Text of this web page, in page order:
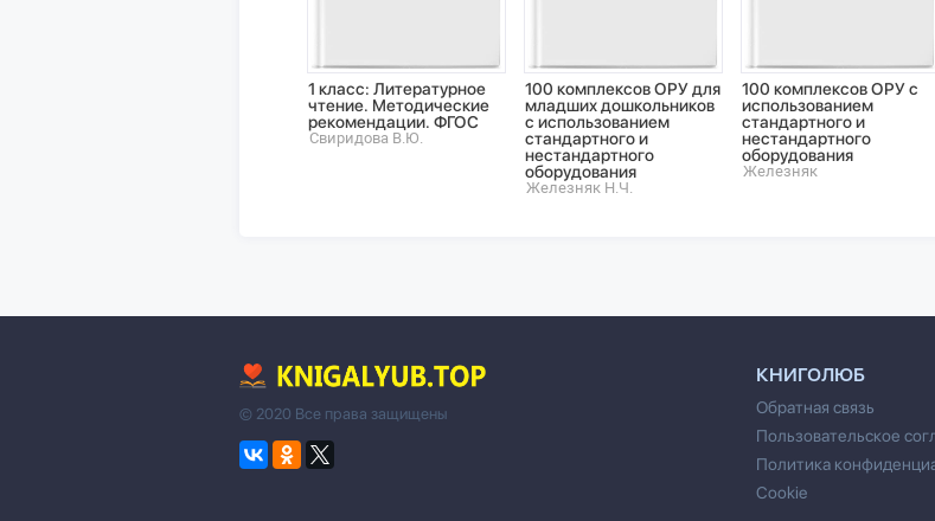
1 класс: Литературное
чтение. Методические
рекомендации. ФГОС
Свиридова В.Ю.
100 комплексов ОРУ для
младших дошкольников
с использованием
стандартного и
нестандартного
оборудования
Железняк Н.Ч.
100 комплексов ОРУ с
использованием
стандартного и
нестандартного
оборудования
Железняк
КНИГОЛЮБ
Обратная связь
Пользовательское
Политика
Cookie
© 2020 Все права защищены